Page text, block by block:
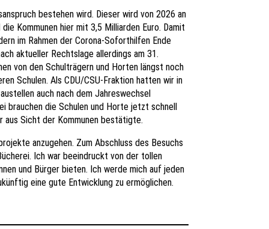
bestehen wird. Dieser wird von 2026 an
Kommunen hier mit 3,5 Milliarden Euro. Damit
im Rahmen der Corona-Soforthilfen Ende
aktueller Rechtslage allerdings am 31.
von den Schulträgern und Horten längst noch
Schulen. Als CDU/CSU-Fraktion hatten wir in
auch nach dem Jahreswechsel
brauchen die Schulen und Horte jetzt schnell
aus Sicht der Kommunen bestätigte.
anzugehen. Zum Abschluss des Besuchs
Ich war beeindruckt von der tollen
und Bürger bieten. Ich werde mich auf jeden
eine gute Entwicklung zu ermöglichen.